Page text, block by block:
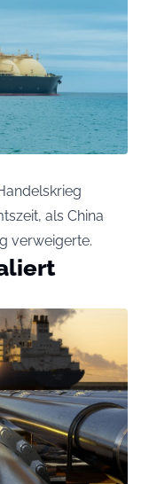
als China
verweigerte.